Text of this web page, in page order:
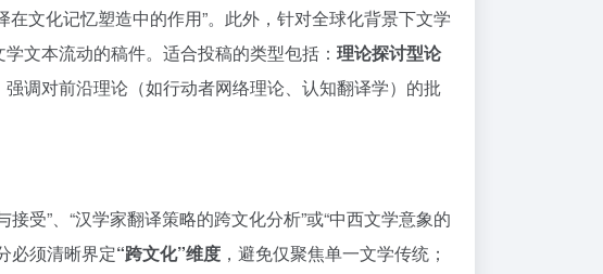
在文化记忆塑造中的作用”。此外，针对全球化背景下文学
学文本流动的稿件。适合投稿的类型包括： 理论探讨型论
调对前沿理论（如行动者网络理论、认知翻译学）的批
受”、“汉学家翻译策略的跨文化分析”或“中西文学意象的
必须清晰界定“跨文化”维度 ，避免仅聚焦单一文学传统；